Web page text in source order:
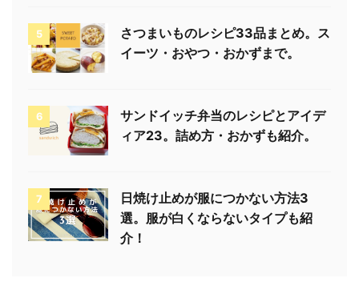
5
さつまいものレシピ33品まとめ。ス
イーツ・おやつ・おかずまで。
6
サンドイッチ弁当のレシピとアイデ
ィア23。詰め方・おかずも紹介。
7
日焼け止めが服につかない方法3
選。服が白くならないタイプも紹
介！